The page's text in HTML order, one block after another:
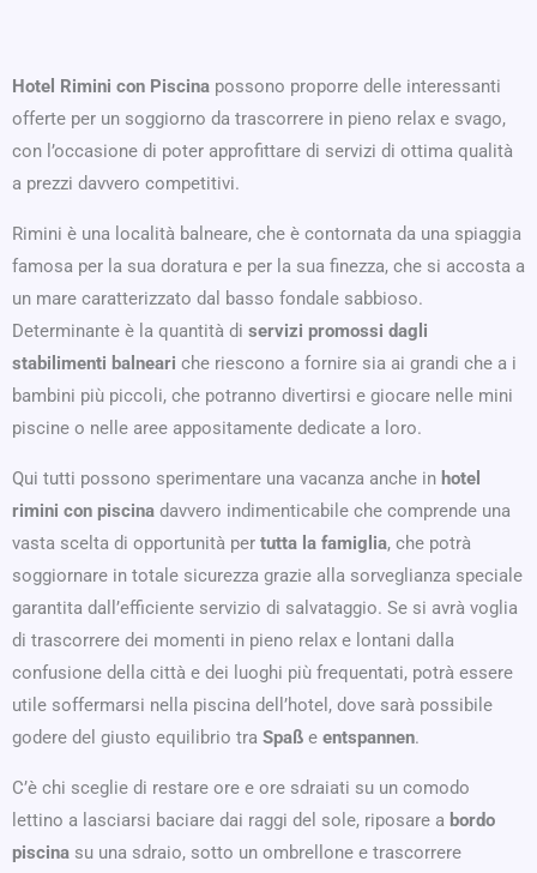
Hotel Rimini con Piscina possono proporre delle interessanti
offerte per un soggiorno da trascorrere in pieno relax e svago,
con l’occasione di poter approfittare di servizi di ottima qualità
a prezzi davvero competitivi.
Rimini è una località balneare, che è contornata da una spiaggia
famosa per la sua doratura e per la sua finezza, che si accosta a
un mare caratterizzato dal basso fondale sabbioso.
Determinante è la quantità di servizi promossi dagli
stabilimenti balneari che riescono a fornire sia ai grandi che a i
bambini più piccoli, che potranno divertirsi e giocare nelle mini
piscine o nelle aree appositamente dedicate a loro.
Qui tutti possono sperimentare una vacanza anche in hotel
rimini con piscina davvero indimenticabile che comprende una
vasta scelta di opportunità per tutta la famiglia, che potrà
soggiornare in totale sicurezza grazie alla sorveglianza speciale
garantita dall’efficiente servizio di salvataggio. Se si avrà voglia
di trascorrere dei momenti in pieno relax e lontani dalla
confusione della città e dei luoghi più frequentati, potrà essere
utile soffermarsi nella piscina dell’hotel, dove sarà possibile
godere del giusto equilibrio tra Spaß e entspannen.
C’è chi sceglie di restare ore e ore sdraiati su un comodo
lettino a lasciarsi baciare dai raggi del sole, riposare a bordo
piscina su una sdraio, sotto un ombrellone e trascorrere